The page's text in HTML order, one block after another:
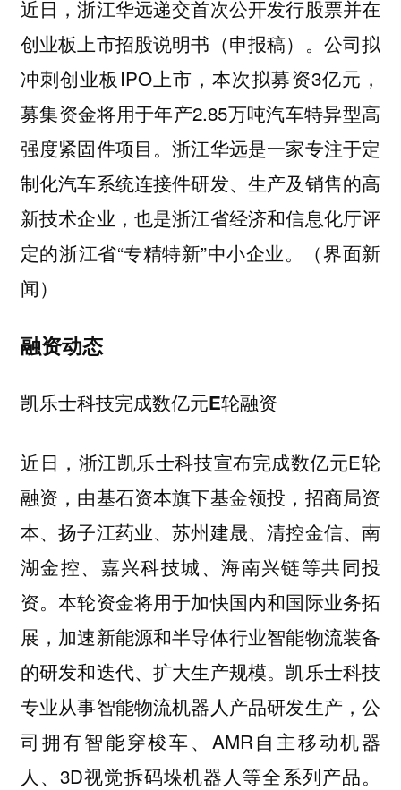
近日，浙江华远递交首次公开发行股票并在
创业板上市招股说明书（申报稿）。公司拟
冲刺创业板IPO上市，本次拟募资3亿元，
募集资金将用于年产2.85万吨汽车特异型高
强度紧固件项目。浙江华远是一家专注于定
制化汽车系统连接件研发、生产及销售的高
新技术企业，也是浙江省经济和信息化厅评
定的浙江省“专精特新”中小企业。（界面新
闻）
融资动态
凯乐士科技完成数亿元E轮融资
近日，浙江凯乐士科技宣布完成数亿元E轮
融资，由基石资本旗下基金领投，招商局资
本、扬子江药业、苏州建晟、清控金信、南
湖金控、嘉兴科技城、海南兴链等共同投
资。本轮资金将用于加快国内和国际业务拓
展，加速新能源和半导体行业智能物流装备
的研发和迭代、扩大生产规模。凯乐士科技
专业从事智能物流机器人产品研发生产，公
司拥有智能穿梭车、AMR自主移动机器
人、3D视觉拆码垛机器人等全系列产品。